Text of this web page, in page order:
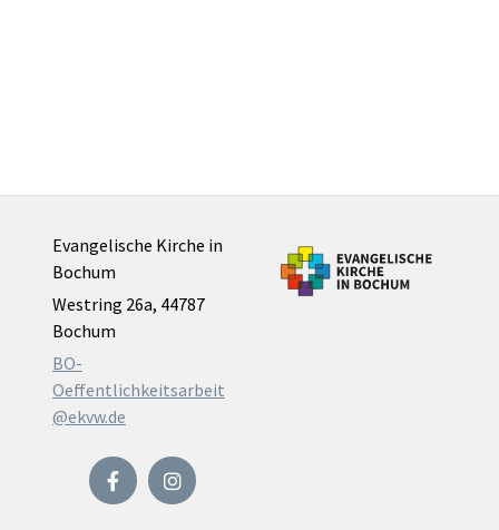
Evangelische Kirche in
Bochum
Westring 26a, 44787
Bochum
BO-
Oeffentlichkeitsarbeit
@ekvw.de